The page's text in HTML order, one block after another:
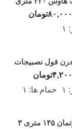
چهاردهم
تومان
۱
فول نصبیجات
تومان
۱ حمام ها: ۱
فروش آپارتمان ۱۴۵ متری ۳